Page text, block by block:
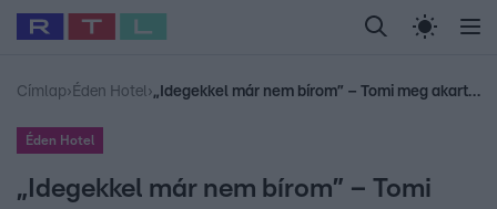
Legfrissebb RTL Híradó Randi Celeb vagyok,
Babits Marcella Most Wanted Gallusz
Címlap› Éden Hotel› „Idegekkel már nem bírom” – Tomi meg akarta szerezni Szanit, de megtudta, hogy Arni miatt lecsúszott róla
Éden Hotel
„Idegekkel már nem bírom” – Tomi